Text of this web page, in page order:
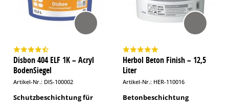
Disbon 404 ELF 1K – Acryl
BodenSiegel
Artikel-Nr.: DIS-100002
Schutzbeschichtung für
Herbol Beton Finish – 12,5
Liter
Artikel-Nr.: HER-110016
Betonbeschichtung